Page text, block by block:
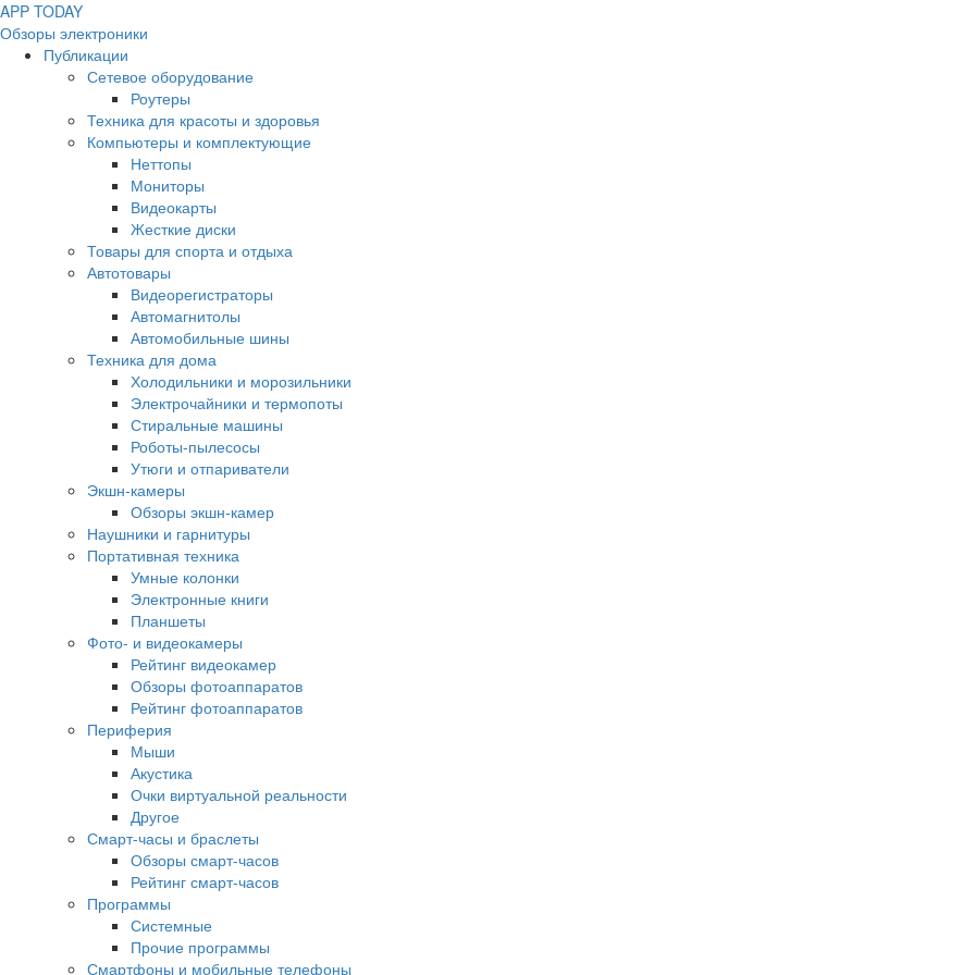
APP TODAY
Обзоры электроники
Публикации
Сетевое оборудование
Роутеры
Техника для красоты и здоровья
Компьютеры и комплектующие
Неттопы
Мониторы
Видеокарты
Жесткие диски
Товары для спорта и отдыха
Автотовары
Видеорегистраторы
Автомагнитолы
Автомобильные шины
Техника для дома
Холодильники и морозильники
Электрочайники и термопоты
Стиральные машины
Роботы-пылесосы
Утюги и отпариватели
Экшн-камеры
Обзоры экшн-камер
Наушники и гарнитуры
Портативная техника
Умные колонки
Электронные книги
Планшеты
Фото- и видеокамеры
Рейтинг видеокамер
Обзоры фотоаппаратов
Рейтинг фотоаппаратов
Периферия
Мыши
Акустика
Очки виртуальной реальности
Другое
Смарт-часы и браслеты
Обзоры смарт-часов
Рейтинг смарт-часов
Программы
Системные
Прочие программы
Смартфоны и мобильные телефоны